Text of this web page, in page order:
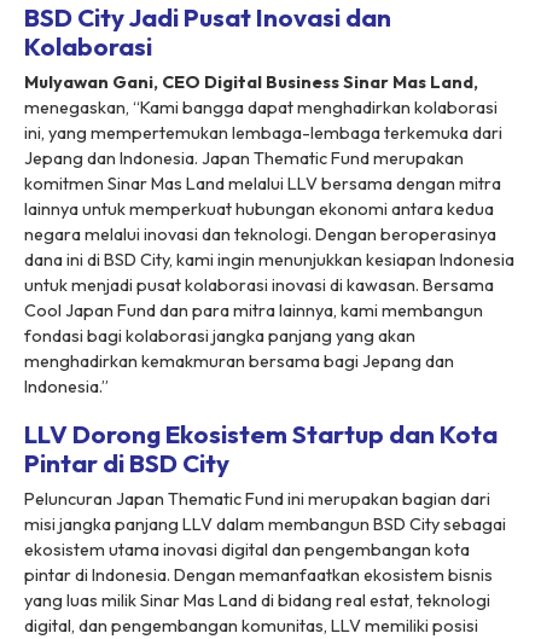
BSD City Jadi Pusat Inovasi dan
Kolaborasi
Mulyawan Gani, CEO Digital Business Sinar Mas Land,
menegaskan, “Kami bangga dapat menghadirkan kolaborasi
ini, yang mempertemukan lembaga-lembaga terkemuka dari
Jepang dan Indonesia. Japan Thematic Fund merupakan
komitmen Sinar Mas Land melalui LLV bersama dengan mitra
lainnya untuk memperkuat hubungan ekonomi antara kedua
negara melalui inovasi dan teknologi. Dengan beroperasinya
dana ini di BSD City, kami ingin menunjukkan kesiapan Indonesia
untuk menjadi pusat kolaborasi inovasi di kawasan. Bersama
Cool Japan Fund dan para mitra lainnya, kami membangun
fondasi bagi kolaborasi jangka panjang yang akan
menghadirkan kemakmuran bersama bagi Jepang dan
Indonesia.”
LLV Dorong Ekosistem Startup dan Kota
Pintar di BSD City
Peluncuran Japan Thematic Fund ini merupakan bagian dari
misi jangka panjang LLV dalam membangun BSD City sebagai
ekosistem utama inovasi digital dan pengembangan kota
pintar di Indonesia. Dengan memanfaatkan ekosistem bisnis
yang luas milik Sinar Mas Land di bidang real estat, teknologi
digital, dan pengembangan komunitas, LLV memiliki posisi